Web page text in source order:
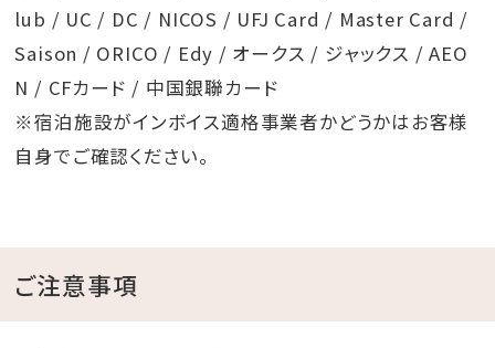
lub / UC / DC / NICOS / UFJ Card / Master Card /
Saison / ORICO / Edy / オークス / ジャックス / AEO
N / CFカード / 中国銀聯カード
※宿泊施設がインボイス適格事業者かどうかはお客様
自身でご確認ください。
ご注意事項